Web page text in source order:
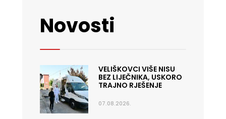
Novosti
VELIŠKOVCI VIŠE NISU
BEZ LIJEČNIKA, USKORO
TRAJNO RJEŠENJE
07.08.2026.